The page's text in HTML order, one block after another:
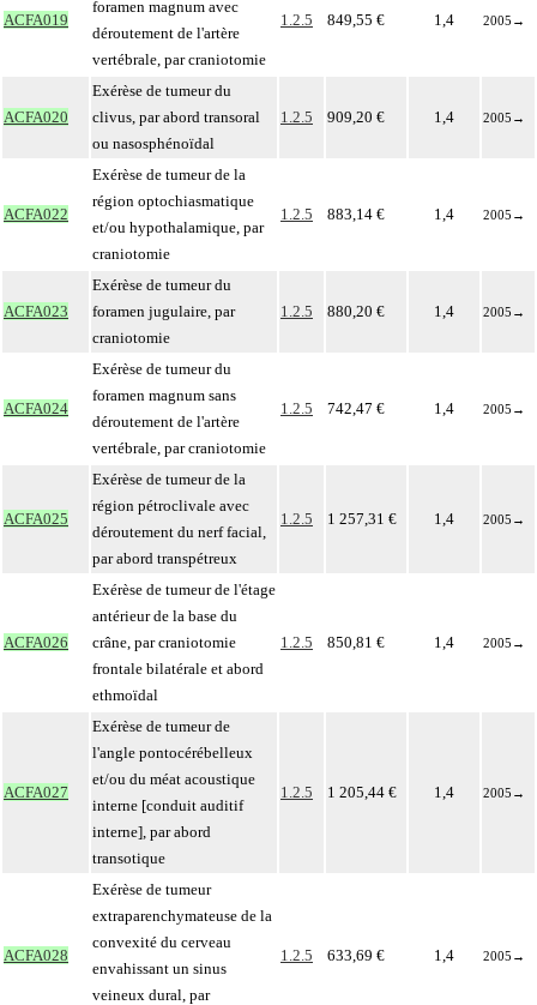
ACFA019
foramen magnum avec
déroutement de l'artère
vertébrale, par craniotomie
1.2.5 849,55 € 1,4 2005 →
ACFA020
Exérèse de tumeur du
clivus, par abord transoral
ou nasosphénoïdal
1.2.5 909,20 € 1,4 2005 →
ACFA022
Exérèse de tumeur de la
région optochiasmatique
et/ou hypothalamique, par
craniotomie
1.2.5 883,14 € 1,4 2005 →
ACFA023
Exérèse de tumeur du
foramen jugulaire, par
craniotomie
1.2.5 880,20 € 1,4 2005 →
ACFA024
Exérèse de tumeur du
foramen magnum sans
déroutement de l'artère
vertébrale, par craniotomie
1.2.5 742,47 € 1,4 2005 →
ACFA025
Exérèse de tumeur de la
région pétroclivale avec
déroutement du nerf facial,
par abord transpétreux
1.2.5 1 257,31 € 1,4 2005 →
ACFA026
Exérèse de tumeur de l'étage
antérieur de la base du
crâne, par craniotomie
frontale bilatérale et abord
ethmoïdal
1.2.5 850,81 € 1,4 2005 →
ACFA027
Exérèse de tumeur de
l'angle pontocérébelleux
et/ou du méat acoustique
interne [conduit auditif
interne], par abord
transotique
1.2.5 1 205,44 € 1,4 2005 →
ACFA028
Exérèse de tumeur
extraparenchymateuse de la
convexité du cerveau
envahissant un sinus
veineux dural, par
1.2.5 633,69 € 1,4 2005 →